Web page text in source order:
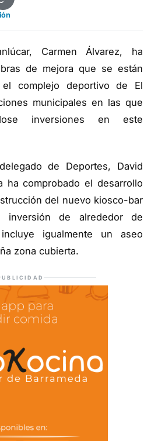
Carmen Álvarez, ha
de mejora que se están
complejo deportivo de El
municipales en las que
inversiones en este
de Deportes, David
ha comprobado el desarrollo
del nuevo kiosco-bar
inversión de alrededor de
igualmente un aseo
zona cubierta.